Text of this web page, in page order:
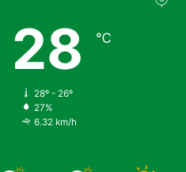
28 ℃
28º - 26º
27%
6.32 km/h